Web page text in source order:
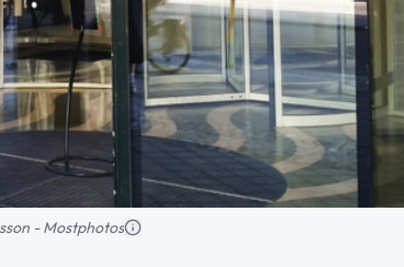
- Mostphotos